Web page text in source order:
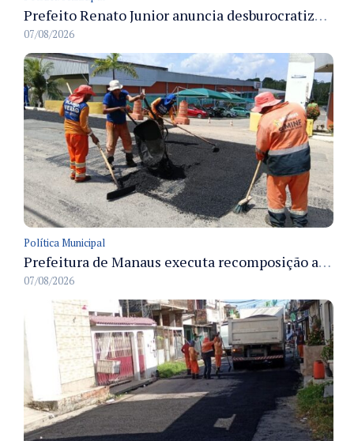
Prefeito Renato Junior anuncia desburocratização e revitalização do centro de Manaus em reunião com empresários
07/08/2026
Política Municipal
Prefeitura de Manaus executa recomposição asfáltica na rua Anhandui e retoma serviços no bairro Flores
07/08/2026